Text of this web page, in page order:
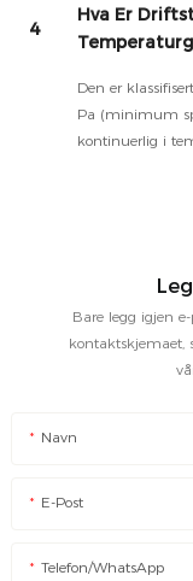
4
Hva Er
Den er
Pa (minimum
kontinuerlig i
Bare legg igjen
kontaktskjemaet,
Navn
E-Post
Telefon/WhatsApp